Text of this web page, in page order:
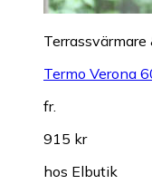
Termo Verona
fr.
915 kr
hos Elbutik